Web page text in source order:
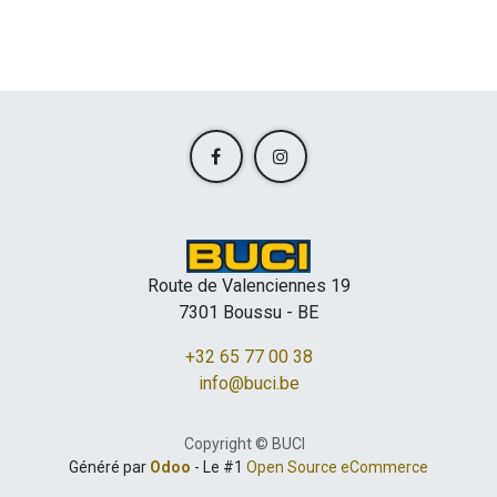
Route de Valenciennes 19
7301 Boussu - BE
+32 65 77 00 38
info@buci.be
Copyright © BUCI
Généré par Odoo - Le #1 Open Source eCommerce